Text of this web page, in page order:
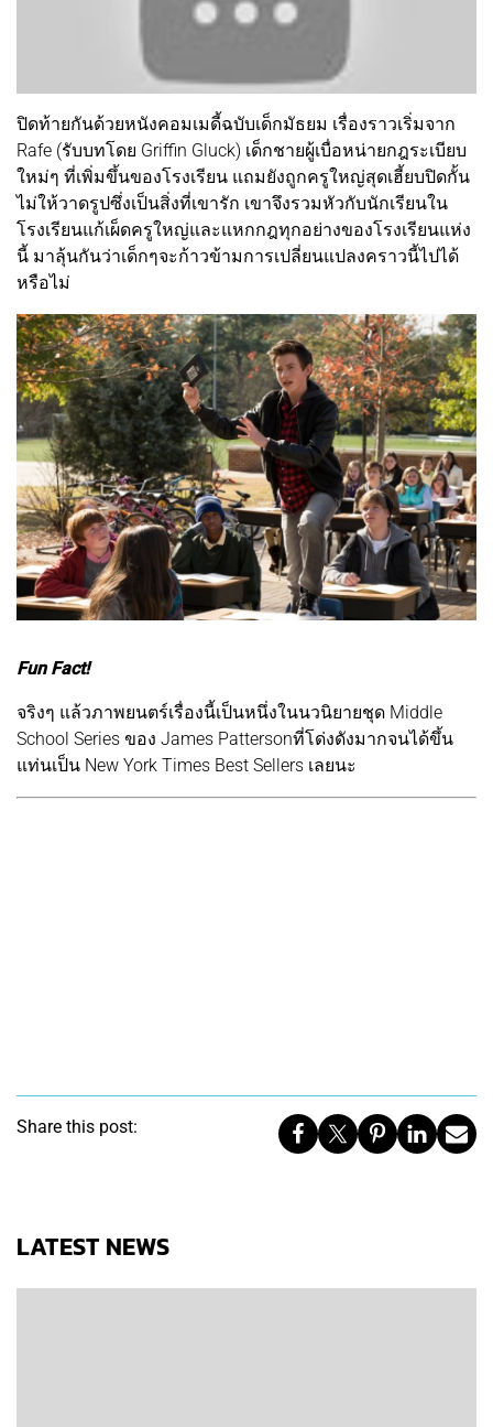
ปิดท้ายกันด้วยหนังคอมเมดี้ฉบับเด็กมัธยม เรื่องราวเริ่มจาก
Rafe (รับบทโดย Griffin Gluck) เด็กชายผู้เบื่อหน่ายกฎระเบียบ
ใหม่ๆ ที่เพิ่มขึ้นของโรงเรียน แถมยังถูกครูใหญ่สุดเฮี้ยบปิดกั้น
ไม่ให้วาดรูปซึ่งเป็นสิ่งที่เขารัก เขาจึงรวมหัวกับนักเรียนใน
โรงเรียนแก้เผ็ดครูใหญ่และแหกกฎทุกอย่างของโรงเรียนแห่ง
นี้ มาลุ้นกันว่าเด็กๆจะก้าวข้ามการเปลี่ยนแปลงคราวนี้ไปได้
หรือไม่
Fun Fact!
จริงๆ แล้วภาพยนตร์เรื่องนี้เป็นหนึ่งในนวนิยายชุด Middle
School Series ของ James Pattersonที่โด่งดังมากจนได้ขึ้น
แท่นเป็น New York Times Best Sellers เลยนะ
Share this post:
LATEST NEWS